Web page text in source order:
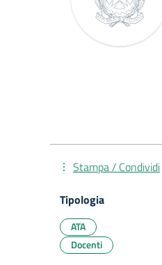
Stampa / Condividi
Tipologia
ATA
Docenti